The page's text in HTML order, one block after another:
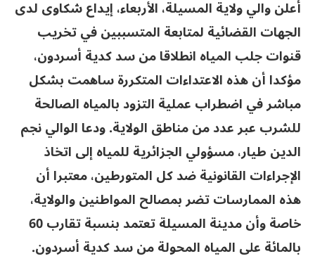
أعلن والي ولاية المسيلة، الأربعاء، إيداع شكاوى لدى
الجهات القضائية لمتابعة المتسببين في تخريب
قنوات جلب المياه انطلاقا من سد كدية أسردون،
مؤكدا أن هذه الاعتداءات المتكررة ساهمت بشكل
مباشر في اضطراب عملية التزود بالمياه الصالحة
للشرب عبر عدد من مناطق الولاية. ودعا الوالي نجم
الدين طيار، مسؤولي الجزائرية للمياه إلى اتخاذ
الإجراءات القانونية ضد كل المتورطين، معتبرا أن
هذه الممارسات تضر بمصالح المواطنين والولاية،
خاصة وأن مدينة المسيلة تعتمد بنسبة تقارب 60
بالمائة على المياه المحولة من سد كدية أسردون.